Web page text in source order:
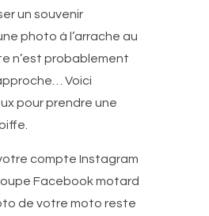
un souvenir
photo à l’arrache au
n’est probablement
Voici
pour prendre une
compte Instagram
Facebook motard
de votre moto reste